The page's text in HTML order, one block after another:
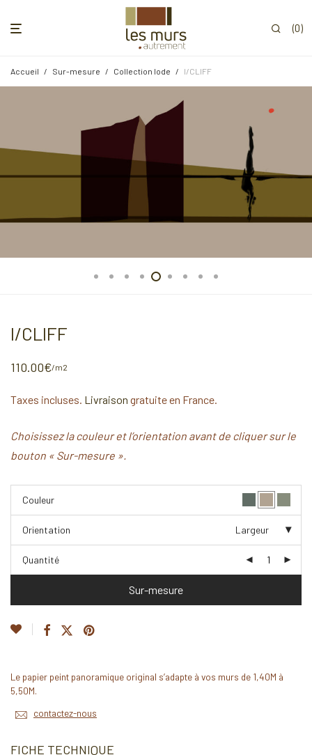
0
Accueil / Sur-mesure / Collection Iode / I/CLIFF
I/CLIFF
110.00€/m2
Taxes incluses. Livraison gratuite en France.
Choisissez la couleur et l’orientation avant de cliquer sur le
bouton « Sur-mesure ».
Couleur
Orientation Largeur
Quantité
Sur-mesure
Le papier peint panoramique original s’adapte à vos murs de 1,40M à
5,50M.
contactez-nous
FICHE TECHNIQUE